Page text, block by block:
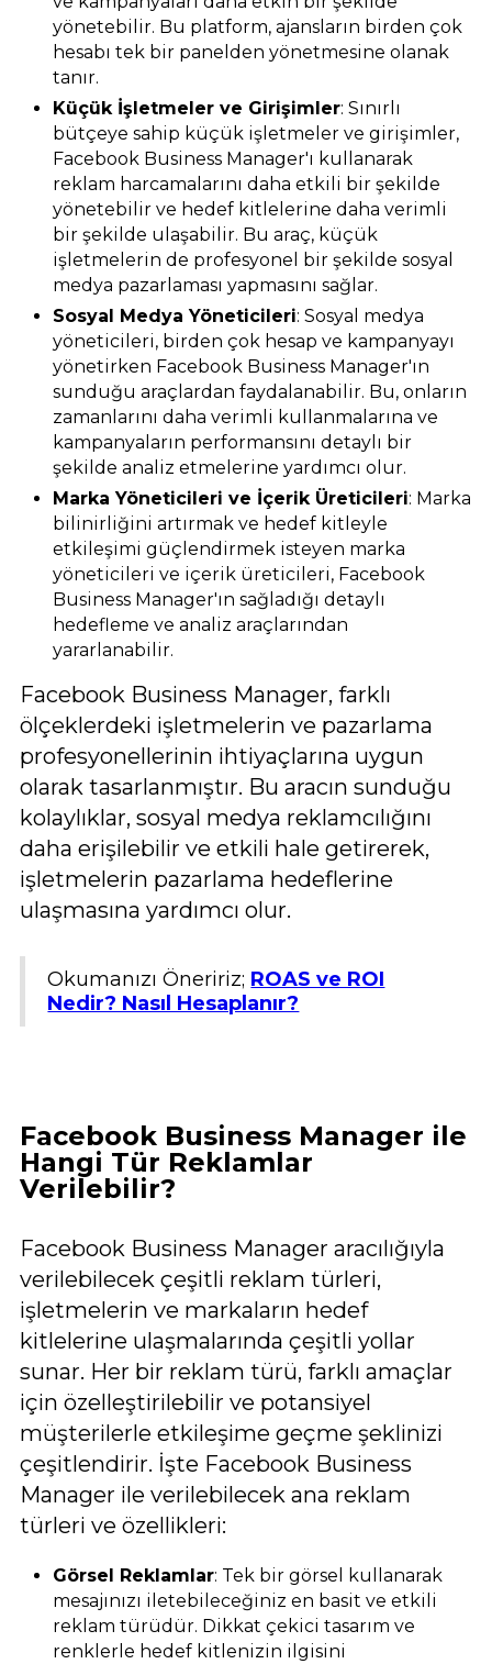
yönetebilir. Bu platform, ajansların birden çok
hesabı tek bir panelden yönetmesine olanak
tanır.
Küçük İşletmeler ve Girişimler: Sınırlı
bütçeye sahip küçük işletmeler ve girişimler,
Facebook Business Manager'ı kullanarak
reklam harcamalarını daha etkili bir şekilde
yönetebilir ve hedef kitlelerine daha verimli
bir şekilde ulaşabilir. Bu araç, küçük
işletmelerin de profesyonel bir şekilde sosyal
medya pazarlaması yapmasını sağlar.
Sosyal Medya Yöneticileri: Sosyal medya
yöneticileri, birden çok hesap ve kampanyayı
yönetirken Facebook Business Manager'ın
sunduğu araçlardan faydalanabilir. Bu, onların
zamanlarını daha verimli kullanmalarına ve
kampanyaların performansını detaylı bir
şekilde analiz etmelerine yardımcı olur.
Marka Yöneticileri ve İçerik Üreticileri: Marka
bilinirliğini artırmak ve hedef kitleyle
etkileşimi güçlendirmek isteyen marka
yöneticileri ve içerik üreticileri, Facebook
Business Manager'ın sağladığı detaylı
hedefleme ve analiz araçlarından
yararlanabilir.
Facebook Business Manager, farklı
ölçeklerdeki işletmelerin ve pazarlama
profesyonellerinin ihtiyaçlarına uygun
olarak tasarlanmıştır. Bu aracın sunduğu
kolaylıklar, sosyal medya reklamcılığını
daha erişilebilir ve etkili hale getirerek,
işletmelerin pazarlama hedeflerine
ulaşmasına yardımcı olur.
Okumanızı Öneririz; ROAS ve ROI
Nedir? Nasıl Hesaplanır?
Facebook Business Manager ile
Hangi Tür Reklamlar
Verilebilir?
Facebook Business Manager aracılığıyla
verilebilecek çeşitli reklam türleri,
işletmelerin ve markaların hedef
kitlelerine ulaşmalarında çeşitli yollar
sunar. Her bir reklam türü, farklı amaçlar
için özelleştirilebilir ve potansiyel
müşterilerle etkileşime geçme şeklinizi
çeşitlendirir. İşte Facebook Business
Manager ile verilebilecek ana reklam
türleri ve özellikleri:
Görsel Reklamlar: Tek bir görsel kullanarak
mesajınızı iletebileceğiniz en basit ve etkili
reklam türüdür. Dikkat çekici tasarım ve
renklerle hedef kitlenizin ilgisini